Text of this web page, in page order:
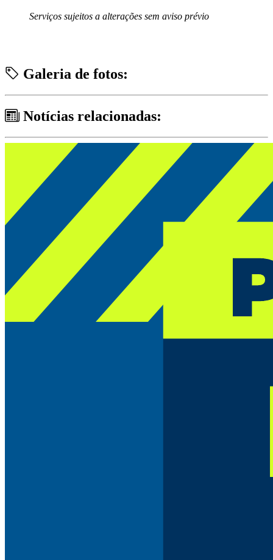
Serviços sujeitos a alterações sem aviso prévio
Galeria de fotos:
Notícias relacionadas: